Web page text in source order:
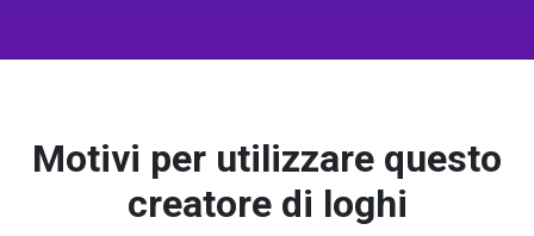
Motivi per utilizzare questo
creatore di loghi